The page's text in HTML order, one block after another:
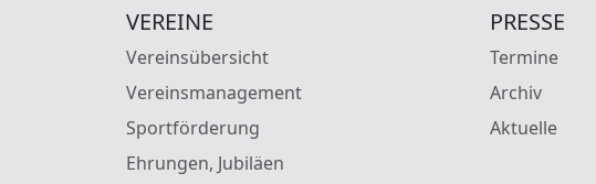
VEREINE
Vereinsübersicht
Vereinsmanagement
Sportförderung
Ehrungen, Jubiläen
PRESSE
Termine
Archiv
Aktuelle